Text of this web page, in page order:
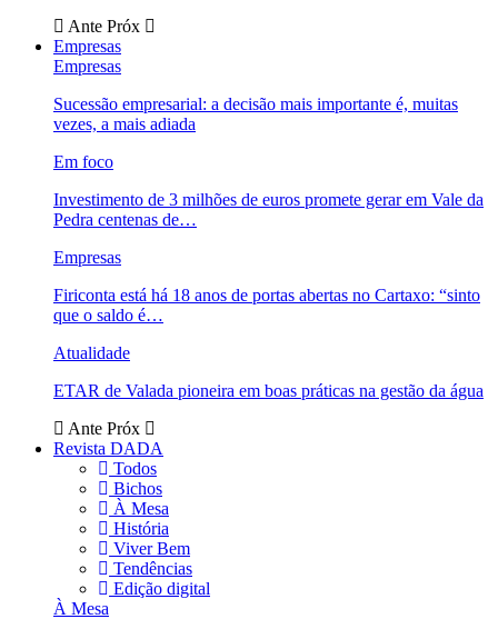
Ante Próx
Empresas
Empresas
Sucessão empresarial: a decisão mais importante é, muitas
vezes, a mais adiada
Em foco
Investimento de 3 milhões de euros promete gerar em Vale da
Pedra centenas de…
Empresas
Firiconta está há 18 anos de portas abertas no Cartaxo: “sinto
que o saldo é…
Atualidade
ETAR de Valada pioneira em boas práticas na gestão da água
Ante Próx
Revista DADA
Todos
Bichos
À Mesa
História
Viver Bem
Tendências
Edição digital
À Mesa